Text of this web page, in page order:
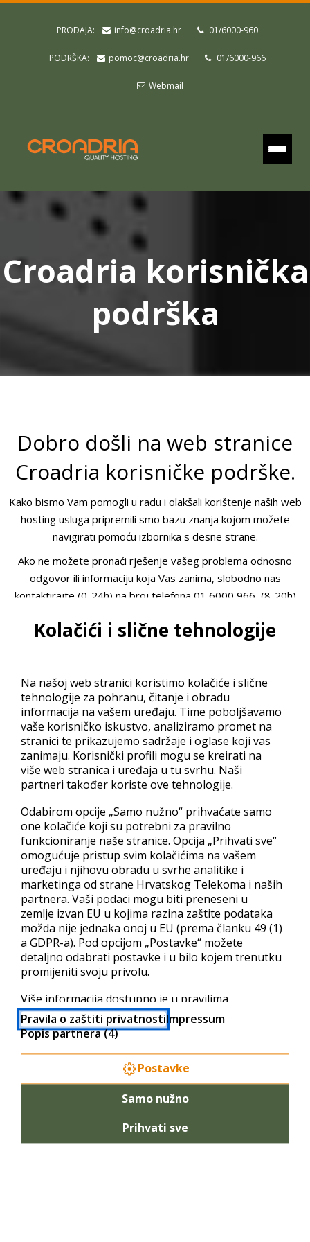
Kolačići i slične tehnologije
Na našoj web stranici koristimo kolačiće i slične
tehnologije za pohranu, čitanje i obradu
informacija na vašem uređaju. Time poboljšavamo
vaše korisničko iskustvo, analiziramo promet na
stranici te prikazujemo sadržaje i oglase koji vas
zanimaju. Korisnički profili mogu se kreirati na
više web stranica i uređaja u tu svrhu. Naši
partneri također koriste ove tehnologije.
Odabirom opcije „Samo nužno“ prihvaćate samo
one kolačiće koji su potrebni za pravilno
funkcioniranje naše stranice. Opcija „Prihvati sve“
omogućuje pristup svim kolačićima na vašem
uređaju i njihovu obradu u svrhe analitike i
marketinga od strane Hrvatskog Telekoma i naših
partnera. Vaši podaci mogu biti preneseni u
zemlje izvan EU u kojima razina zaštite podataka
možda nije jednaka onoj u EU (prema članku 49 (1)
a GDPR-a). Pod opcijom „Postavke“ možete
detaljno odabrati postavke i u bilo kojem trenutku
promijeniti svoju privolu.
Više informacija dostupno je u pravilima
privatnosti i popisu partnera.
Pravila o zaštiti privatnostiImpressum
Popis partnera (4)
Postavke
Samo nužno
Prihvati sve
PRODAJA: info@croadria.hr 01/6000-960
PODRŠKA: pomoc@croadria.hr 01/6000-966
Webmail
Croadria korisnička
podrška
Dobro došli na web stranice
Croadria korisničke podrške.
Kako bismo Vam pomogli u radu i olakšali korištenje naših web
hosting usluga pripremili smo bazu znanja kojom možete
navigirati pomoću izbornika s desne strane.
Ako ne možete pronaći rješenje vašeg problema odnosno
odgovor ili informaciju koja Vas zanima, slobodno nas
kontaktirajte (0-24h) na broj telefona 01 6000 966, (8-20h)
Korisnička podrška može u svakom trenutku riješiti vaš
nastojati riješiti u što kraćem roku radnim danom između 9 i
17 sati.
Parallels – sučelja
Parallels Business Automation
Parallels Plesk Panel
Parallels – Websites
Dodavanje nove domene
Hosting Settings
Skripte
Baze podataka
Parallels – mail
Kreiranje mail računa
Parallels Plesk Panel
Webmail sučelje
SurgeMail